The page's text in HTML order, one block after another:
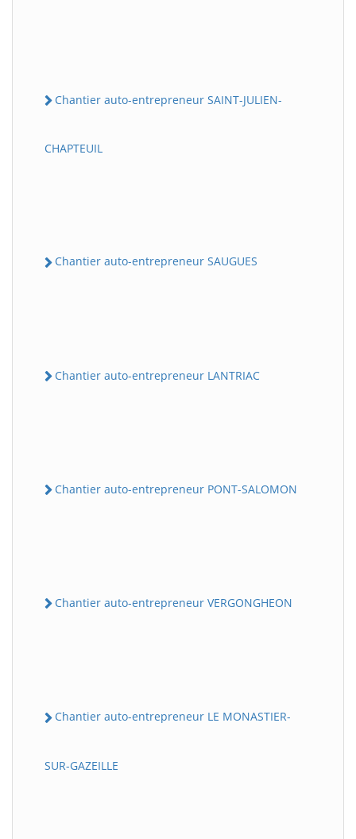
Chantier auto-entrepreneur SAINT-JULIEN-
CHAPTEUIL
Chantier auto-entrepreneur SAUGUES
Chantier auto-entrepreneur LANTRIAC
Chantier auto-entrepreneur PONT-SALOMON
Chantier auto-entrepreneur VERGONGHEON
Chantier auto-entrepreneur LE MONASTIER-
SUR-GAZEILLE